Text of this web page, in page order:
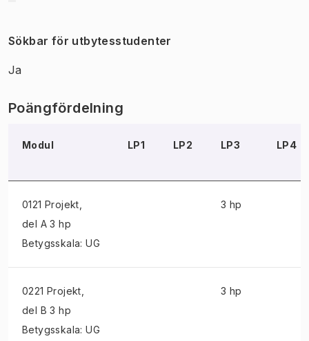
Sökbar för utbytesstudenter
Ja
Poängfördelning
Modul LP1 LP2 LP3 LP4
0121 Projekt
del A 3 hp
Betygsskala: UG
3 hp
0221 Projekt
del B 3 hp
Betygsskala: UG
3 hp